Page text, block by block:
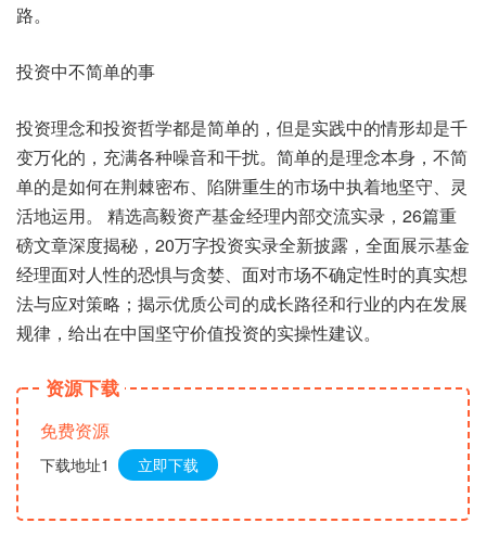
路。
投资中不简单的事
投资理念和投资哲学都是简单的，但是实践中的情形却是千
变万化的，充满各种噪音和干扰。简单的是理念本身，不简
单的是如何在荆棘密布、陷阱重生的市场中执着地坚守、灵
活地运用。 精选高毅资产基金经理内部交流实录，26篇重
磅文章深度揭秘，20万字投资实录全新披露，全面展示基金
经理面对人性的恐惧与贪婪、面对市场不确定性时的真实想
法与应对策略；揭示优质公司的成长路径和行业的内在发展
规律，给出在中国坚守价值投资的实操性建议。
资源下载
免费资源
下载地址1 立即下载